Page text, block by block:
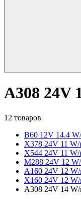
A308 24V
12 товаров
B60 12V 14.4
X378 24V 11 W/
X544 24V 11
M288 24V 12
A160 24V 12
X160 24V 12
A308 24V 14